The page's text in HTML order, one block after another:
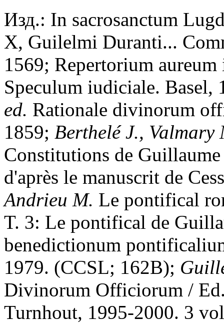
Изд.: In sacrosanctum
X, Guilelmi Duranti...
1569; Repertorium
Speculum iudiciale.
еd. Rationale divinorum
1859; BertheléJ., Valmary
Constitutions de
d'après le manuscrit de
Andrieu M. Le pontifical
T. 3: Le pontifical de
benedictionum
1979. (CCSL; 162B);
Divinorum Officiorum /
Turnhout, 1995-2000. 3